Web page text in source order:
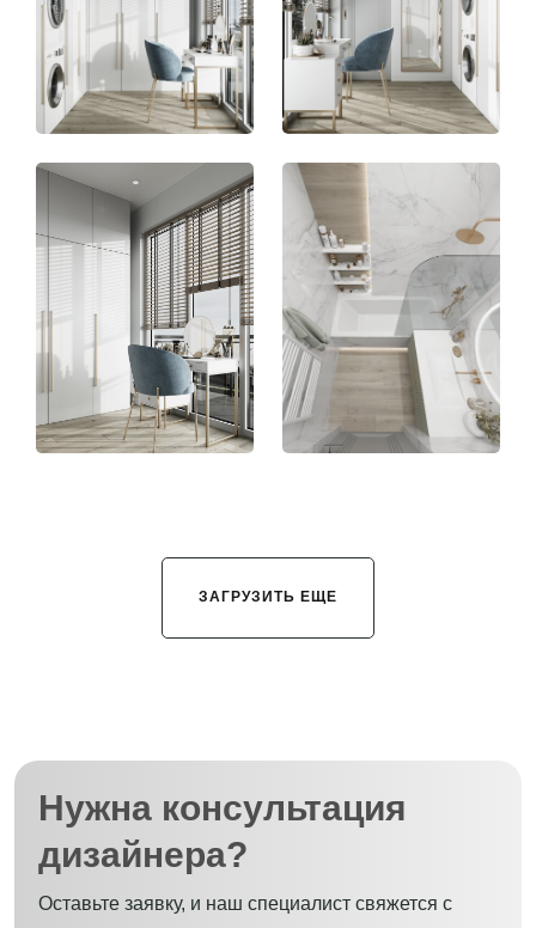
ЗАГРУЗИТЬ ЕЩЕ
Нужна консультация
дизайнера?
Оставьте заявку, и наш специалист свяжется с